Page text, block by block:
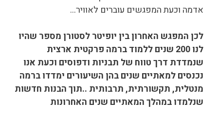
אדמה וכעת המפגשים עוברים לאוויר…
לכן המפגש האחרון בין יופיטר לסטורן מספר שהיו
לנו 200 שנים ללמוד ברמה פרקטית ארצית
שנמדדת דרך טווח של תבניות ודפוסים וכעת אנו
נכנסים למאתיים שנים בהן השיעורים ימדדו ברמה
מנטלית, תקשורתית, תרבותית ..תוך הבנות חדשות
שנלמדו במהלך המאתיים שנים האחרונות